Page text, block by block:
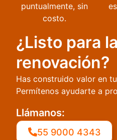
puntualmente, sin
costo.
¿Listo para la
renovación?
Has construido valor en
Permítenos ayudarte a
Llámanos:
55 9000 4343